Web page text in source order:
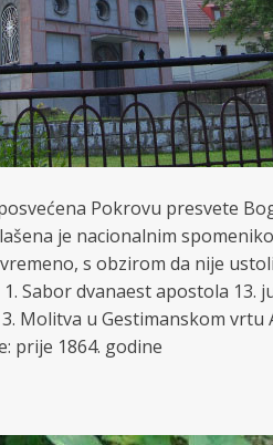
Pokrovu presvete
je nacionalnim
s obzirom da nije
Sabor dvanaest apostola
Molitva u Gestimanskom
prije 1864. godine